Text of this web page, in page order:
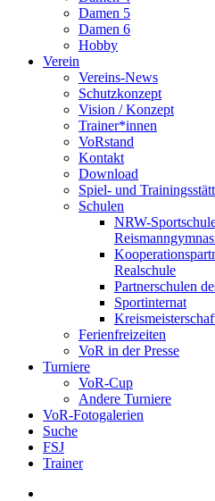
Damen 5
Damen 6
Hobby
Verein
Vereins-News
Schutzkonzept
Vision / Konzept
Trainer*innen
VoRstand
Kontakt
Download
Spiel- und
Schulen
NRW-
Realschule
Partnerschulen
Sportinternat
Ferienfreizeiten
VoR in der Presse
Turniere
VoR-Cup
Andere Turniere
VoR-Fotogalerien
Suche
FSJ
Trainer